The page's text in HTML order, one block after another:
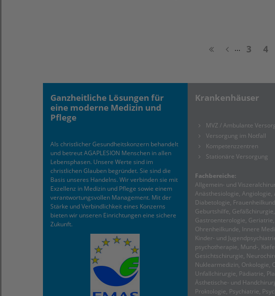
... 3 4
Ganzheitliche Lösungen für
eine moderne Medizin und
Pflege
Als christlicher Gesundheitskonzern behandelt
und betreut AGAPLESION Menschen in allen
Lebensphasen. Unsere Werte sind im
christlichen Glauben begründet. Sie sind die
Basis unseres Handelns. Wir verbinden sie mit
Exzellenz in Medizin und Pflege sowie einem
verantwortungsvollen Management. Mit der
Stärke und Verbindlichkeit eines Konzerns
bieten wir unseren Einrichtungen eine sichere
Zukunft.
Krankenhäuser
MVZ / Ambulante
Versorgung im Notfall
Kompetenzzentren
Stationäre Versorgung
Fachbereiche:
Allgemein- und
Anästhesiologie, Angiologie,
Diabetologie,
Geburtshilfe, Gefäßchirurgie,
Gastroenterologie,
Ohrenheilkunde, Innere
Kinder- und
psychotherapie, Mund-,
Gesichtschirurgie,
Nuklearmedizin, Onkologie,
Unfallchirurgie, Pädiatrie,
Ästhetische- und
Proktologie, Psychiatrie,